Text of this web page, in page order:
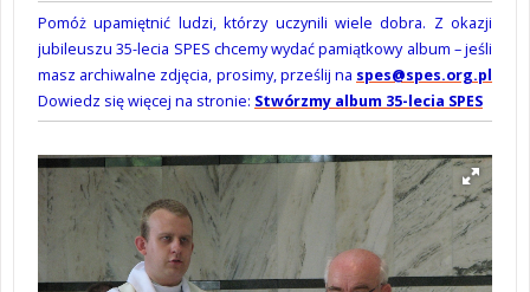
Pomóż upamiętnić ludzi, którzy uczynili wiele dobra. Z okazji
jubileuszu 35-lecia SPES chcemy wydać pamiątkowy album – jeśli
masz archiwalne zdjęcia, prosimy, prześlij na spes@spes.org.pl
Dowiedz się więcej na stronie: Stwórzmy album 35-lecia SPES